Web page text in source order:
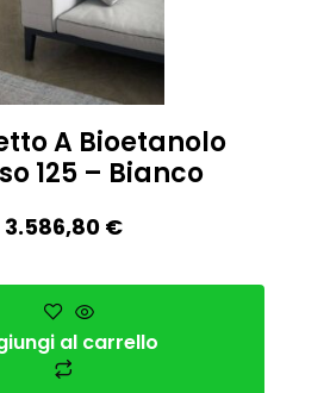
A Bioetanolo
125 – Bianco
3.586,80 €
al carrello